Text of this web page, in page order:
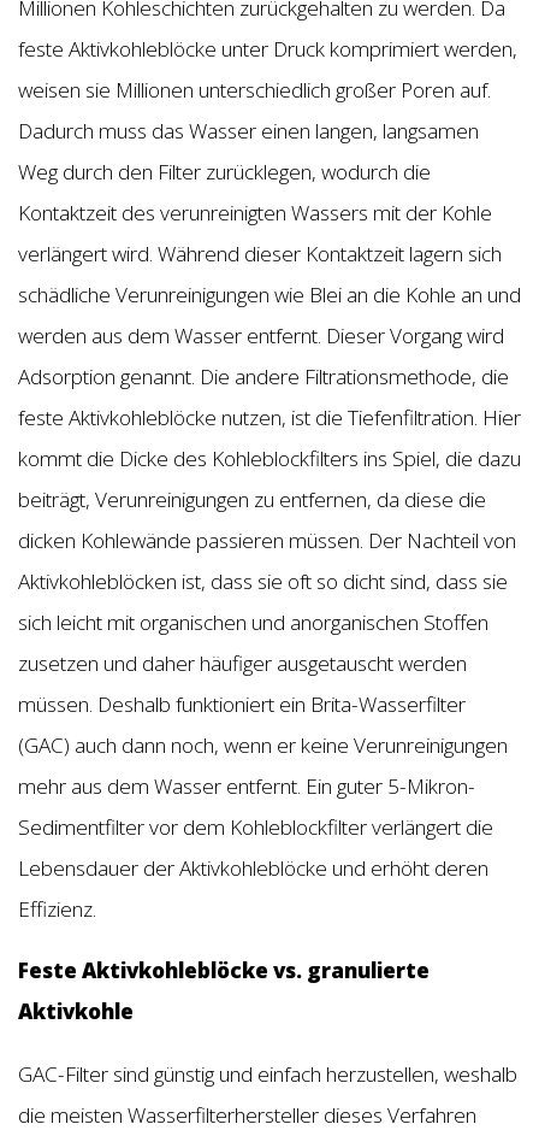
Millionen Kohleschichten zurückgehalten zu werden. Da
feste Aktivkohleblöcke unter Druck komprimiert werden,
weisen sie Millionen unterschiedlich großer Poren auf.
Dadurch muss das Wasser einen langen, langsamen
Weg durch den Filter zurücklegen, wodurch die
Kontaktzeit des verunreinigten Wassers mit der Kohle
verlängert wird. Während dieser Kontaktzeit lagern sich
schädliche Verunreinigungen wie Blei an die Kohle an und
werden aus dem Wasser entfernt. Dieser Vorgang wird
Adsorption genannt. Die andere Filtrationsmethode, die
feste Aktivkohleblöcke nutzen, ist die Tiefenfiltration. Hier
kommt die Dicke des Kohleblockfilters ins Spiel, die dazu
beiträgt, Verunreinigungen zu entfernen, da diese die
dicken Kohlewände passieren müssen. Der Nachteil von
Aktivkohleblöcken ist, dass sie oft so dicht sind, dass sie
sich leicht mit organischen und anorganischen Stoffen
zusetzen und daher häufiger ausgetauscht werden
müssen. Deshalb funktioniert ein Brita-Wasserfilter
(GAC) auch dann noch, wenn er keine Verunreinigungen
mehr aus dem Wasser entfernt. Ein guter 5-Mikron-
Sedimentfilter vor dem Kohleblockfilter verlängert die
Lebensdauer der Aktivkohleblöcke und erhöht deren
Effizienz.
Feste Aktivkohleblöcke vs. granulierte
Aktivkohle
GAC-Filter sind günstig und einfach herzustellen, weshalb
die meisten Wasserfilterhersteller dieses Verfahren